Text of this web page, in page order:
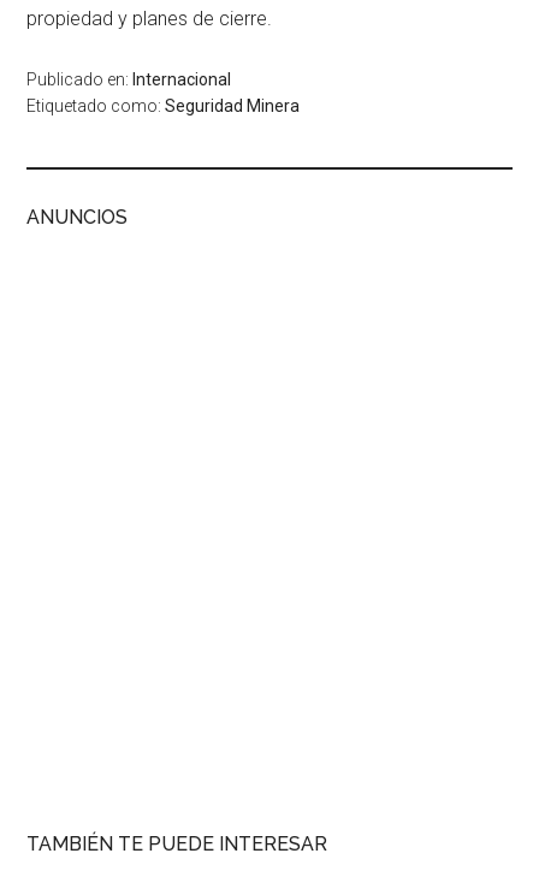
propiedad y planes de cierre.
Publicado en: Internacional
Etiquetado como:Seguridad Minera
ANUNCIOS
TAMBIÉN TE PUEDE INTERESAR